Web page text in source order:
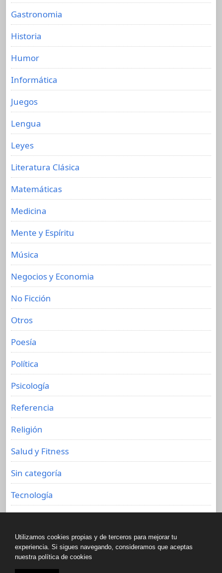
Gastronomia
Historia
Humor
Informática
Juegos
Lengua
Leyes
Literatura Clásica
Matemáticas
Medicina
Mente y Espíritu
Música
Negocios y Economia
No Ficción
Otros
Poesía
Política
Psicología
Referencia
Religión
Salud y Fitness
Sin categoría
Tecnología
Copyright © All rights reserved.
Utilizamos cookies propias y de terceros para mejorar tu
experiencia. Si sigues navegando, consideramos que aceptas
nuestra política de cookies